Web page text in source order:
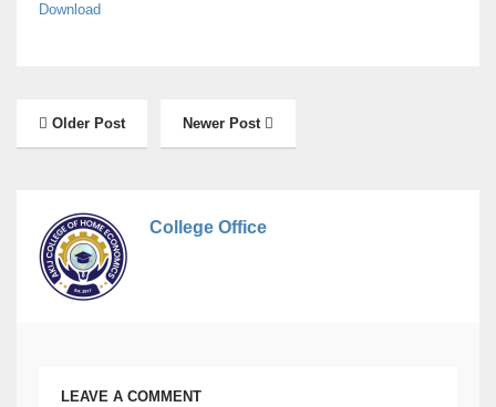
Download
Older Post Newer Post
College Office
LEAVE A COMMENT